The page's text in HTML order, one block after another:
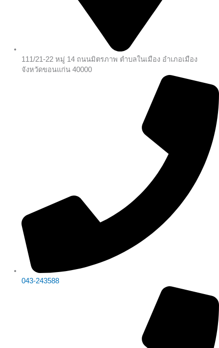
111/21-22 หมู่ 14 ถนนมิตรภาพ ตำบลในเมือง อำเภอเมือง
จังหวัดขอนแก่น 40000
043-243588